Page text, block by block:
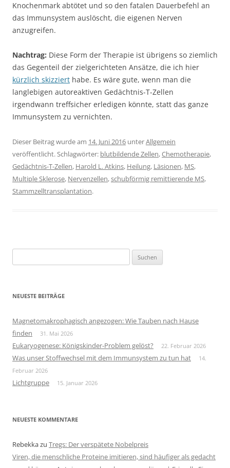
Knochenmark abtötet und so den fatalen Dauerbefehl an
das Immunsystem auslöscht, die eigenen Nerven
anzugreifen.
Nachtrag: Diese Form der Therapie ist übrigens so ziemlich
das Gegenteil der zielgerichteten Ansätze, die ich hier
kürzlich skizziert habe. Es wäre gute, wenn man die
langlebigen autoreaktiven Gedächtnis-T-Zellen
irgendwann treffsicher erledigen könnte, statt das ganze
Immunsystem zu vernichten.
Dieser Beitrag wurde am 14. Juni 2016 unterAllgemein
veröffentlicht. Schlagwörter: blutbildende Zellen,Chemotherapie,
Gedächtnis-T-Zellen, Harold L. Atkins, Heilung, Läsionen, MS,
Multiple Sklerose, Nervenzellen,schubförmig remittierende MS,
Stammzelltransplantation.
nach:
NEUESTE BEITRÄGE
Magnetomakrophagisch angezogen: Wie Tauben nach Hause
finden
31. Mai 2026
Eukaryogenese: Königskinder-Problem gelöst? 22. Februar 2026
Was unser Stoffwechsel mit dem Immunsystem zu tun hat
14.
Februar 2026
Lichtgruppe 15. Januar 2026
NEUESTE KOMMENTARE
Rebekkazu Tregs: Der verspätete Nobelpreis
Viren, die menschliche Proteine imitieren, sind häufiger als gedacht